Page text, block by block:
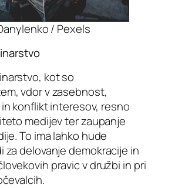
/ Pexels
kot so
vdor v zasebnost,
konflikt interesov, resno
medijev ter zaupanje
To ima lahko hude
za delovanje demokracije in
pravic v družbi in pri